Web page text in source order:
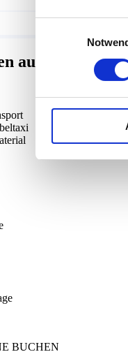
auf einen Blick